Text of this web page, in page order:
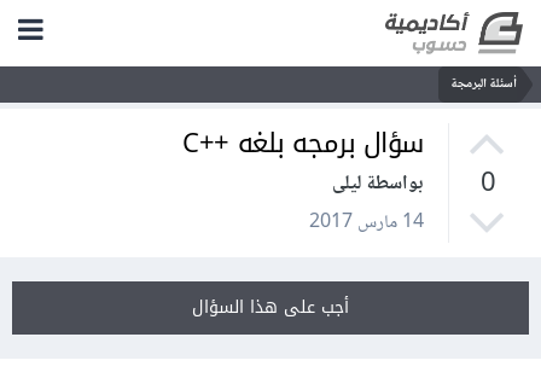
أسئلة البرمجة
0
سؤال برمجه بلغه ++C
بواسطة ليلى
14 مارس 2017
أجب على هذا السؤال